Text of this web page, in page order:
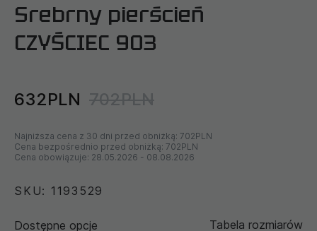
Srebrny pierścień
CZYŚCIEC 903
632PLN 702PLN
Najniższa cena z 30 dni przed obniżką: 702PLN
Cena bezpośrednio przed obniżką: 702PLN
Cena obowiązuje: 28.05.2026 - 08.08.2026
SKU: 1193529
Dostępne opcje Tabela rozmiarów